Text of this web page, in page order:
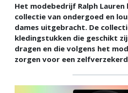
Het modebedrijf Ralph Lauren
collectie van ondergoed en
dames uitgebracht. De
kledingstukken die geschikt
dragen en die volgens het
zorgen voor een